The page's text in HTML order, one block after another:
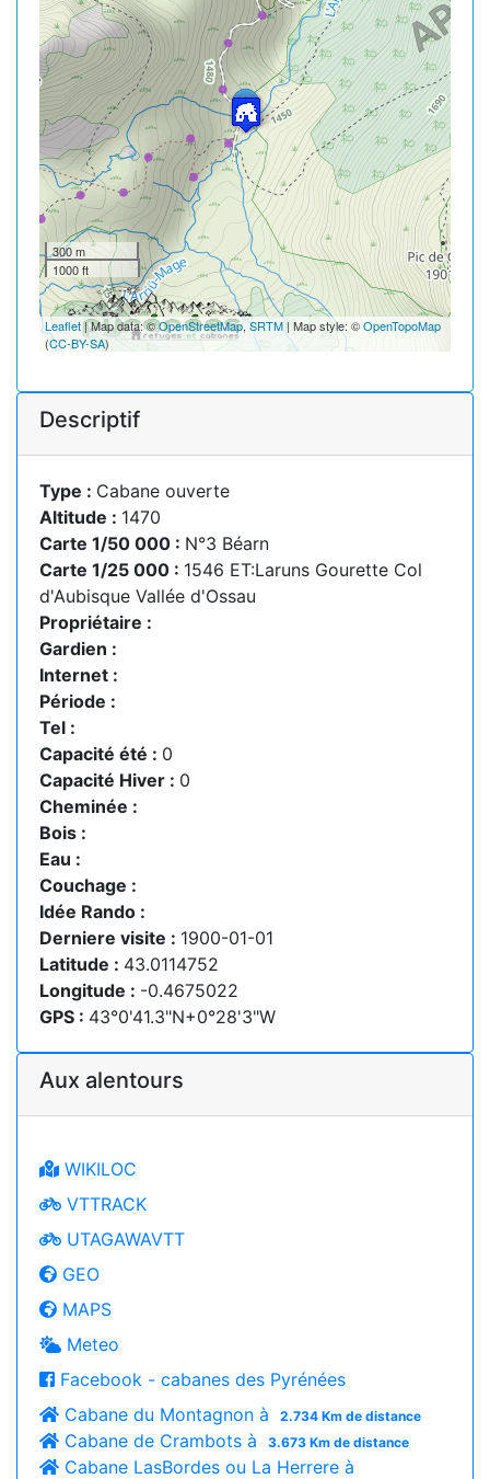
300 m
1000 ft
Leaflet| Map data: ©OpenStreetMap,SRTM| Map style: ©OpenTopoMap
(CC-BY-SA)
Descriptif
Type : Cabane ouverte
Altitude : 1470
Carte 1/50 000 : N°3 Béarn
Carte 1/25 000 : 1546 ET:Laruns Gourette Col
d'Aubisque Vallée d'Ossau
Propriétaire :
Gardien :
Internet :
Période :
Tel :
Capacité été : 0
Capacité Hiver : 0
Cheminée :
Bois :
Eau :
Couchage :
Idée Rando :
Derniere visite : 1900-01-01
Latitude : 43.0114752
Longitude : -0.4675022
GPS : 43°0'41.3"N+0°28'3"W
Aux alentours
WIKILOC
VTTRACK
UTAGAWAVTT
GEO
MAPS
Meteo
Facebook - cabanes des Pyrénées
Cabane du Montagnon à
2.734 Km de distance
Cabane de Crambots à 3.673 Km de distance
Cabane LasBordes ou La Herrere à